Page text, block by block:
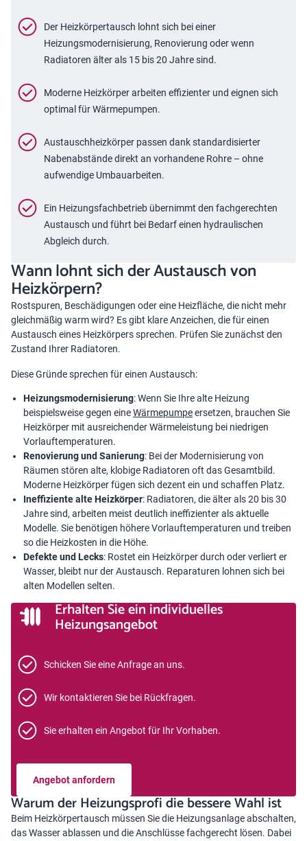
Der Heizkörpertausch lohnt sich bei einer
Heizungsmodernisierung, Renovierung oder wenn
Radiatoren älter als 15 bis 20 Jahre sind.
Moderne Heizkörper arbeiten effizienter und eignen sich
optimal für Wärmepumpen.
Austauschheizkörper passen dank standardisierter
Nabenabstände direkt an vorhandene Rohre – ohne
aufwendige Umbauarbeiten.
Ein Heizungsfachbetrieb übernimmt den fachgerechten
Austausch und führt bei Bedarf einen hydraulischen
Abgleich durch.
Wann lohnt sich der Austausch von
Heizkörpern?
Rostspuren, Beschädigungen oder eine Heizfläche, die nicht mehr
gleichmäßig warm wird? Es gibt klare Anzeichen, die für einen
Austausch eines Heizkörpers sprechen. Prüfen Sie zunächst den
Zustand Ihrer Radiatoren.
Diese Gründe sprechen für einen Austausch:
Heizungsmodernisierung: Wenn Sie Ihre alte Heizung
beispielsweise gegen eineWärmepumpeersetzen, brauchen Sie
Heizkörper mit ausreichender Wärmeleistung bei niedrigen
Vorlauftemperaturen.
Renovierung und Sanierung: Bei der Modernisierung von
Räumen stören alte, klobige Radiatoren oft das Gesamtbild.
Moderne Heizkörper fügen sich dezent ein und schaffen Platz.
Ineffiziente alte Heizkörper: Radiatoren, die älter als 20 bis 30
Jahre sind, arbeiten meist deutlich ineffizienter als aktuelle
Modelle. Sie benötigen höhere Vorlauftemperaturen und treiben
so die Heizkosten in die Höhe.
Defekte und Lecks: Rostet ein Heizkörper durch oder verliert er
Wasser, bleibt nur der Austausch. Reparaturen lohnen sich bei
alten Modellen selten.
Erhalten Sie ein individuelles
Heizungsangebot
Schicken Sie eine Anfrage an uns.
Wir kontaktieren Sie bei Rückfragen.
Sie erhalten ein Angebot für Ihr Vorhaben.
Angebot anfordern
Warum der Heizungsprofi die bessere Wahl ist
Beim Heizkörpertausch müssen Sie die Heizungsanlage abschalten,
das Wasser ablassen und die Anschlüsse fachgerecht lösen. Dabei